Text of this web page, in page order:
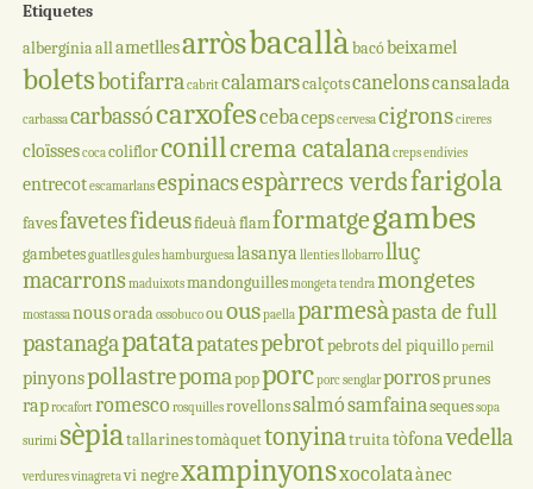
Etiquetes
albergíniaallametllesarròsbacallà bacóbeixamel
boletsbotifarracabritcalamarscalçotscanelonscansalada
carbassacarbassócarxofescebacepscervesacigronscireres
cloïssescocacoliflorconillcrema catalanacrepsendívies
entrecotescamarlansespinacsespàrrecs verdsfarigola
favesfavetesfideusfideuàflamformatgegambes
gambetesguatllesguleshamburguesalasanya llentiesllobarrolluç
macarronsmaduixotsmandonguillesmongeta tendramongetes
mostassanousoradaossobucoououspaellaparmesàpasta de full
pastanagapatatapatatespebrot pebrots del piquillopernil
pinyonspollastrepomapopporcporc senglarporrosprunes
raprocafortromesco rosquillesrovellonssalmósamfainasequessopa
surimi sèpiatallarinestomàquettonyinatruitatòfonavedella
verduresvinagretavi negrexampinyonsxocolataànec